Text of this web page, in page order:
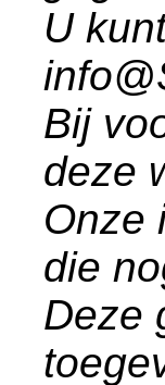
U
Bij
deze
Onze
die
Deze